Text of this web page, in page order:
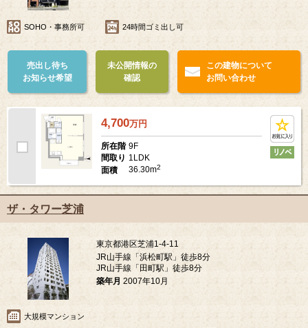
SOHO・事務所可 24時間ゴミ出し可
売出し待ち
お知らせ希望
未公開情報の
確認
この建物について
お問い合わせ
4,700万円
所在階 9F
間取り 1LDK
面積
36.30m2
ザ・タワー芝浦
東京都港区芝浦1-4-11
JR山手線「浜松町駅」徒歩8分
JR山手線「田町駅」徒歩8分
築年月 2007年10月
大規模マンション